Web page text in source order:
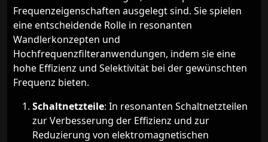
Frequenzeigenschaften ausgelegt sind. Sie spielen
eine entscheidende Rolle in resonanten
Wandlerkonzepten und
Hochfrequenzfilteranwendungen, indem sie eine
hohe Effizienz und Selektivität bei der gewünschten
Frequenz bieten.
Schaltnetzteile: In resonanten Schaltnetzteilen
zur Verbesserung der Effizienz und zur
Reduzierung von elektromagnetischen